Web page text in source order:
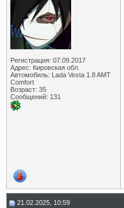
Регистрация: 07.09.2017
Адрес: Кировская обл.
Автомобиль: Lada Vesta 1.8 AMT
Comfort
Возраст: 35
Сообщений: 131
21.02.2025, 10:59